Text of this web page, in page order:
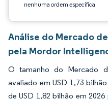
nenhuma ordem específica
Análise do Mercado
pela Mordor
O tamanho do Mercado
avaliado em USD 1,73
de USD 1,82 bilhão em